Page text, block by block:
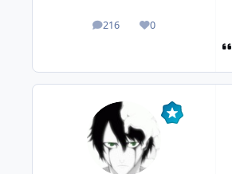
216
посты 0
Репутация